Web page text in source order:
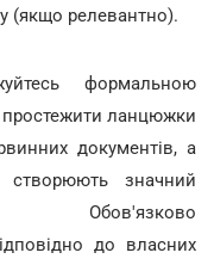
(якщо релевантно).
формальною
простежити ланцюжки
документів, а
створюють значний
до власних